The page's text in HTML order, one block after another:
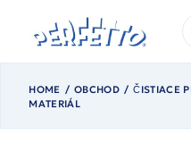
obsah
H
ľ
d
ť
HOME OBCHOD ČISTIACE
MATERIÁL